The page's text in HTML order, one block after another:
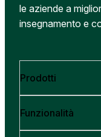
le aziende a
insegnamento e
Prodotti
Funzionalità